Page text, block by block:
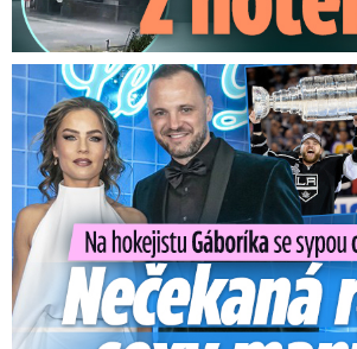
Na Gáboríka se sypou obvinění z nevěry: